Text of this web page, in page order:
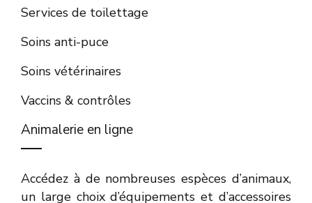
Services de toilettage
Soins anti-puce
Soins vétérinaires
Vaccins & contrôles
Animalerie en ligne
Accédez à de nombreuses espèces d’animaux,
un large choix d’équipements et d’accessoires